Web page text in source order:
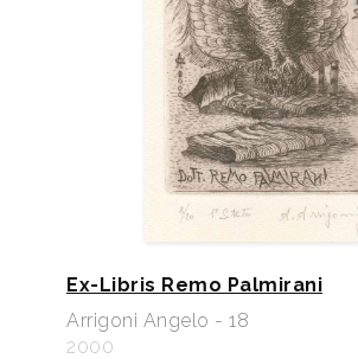
Ex-Libris Remo Palmirani
Arrigoni Angelo - 18
2000